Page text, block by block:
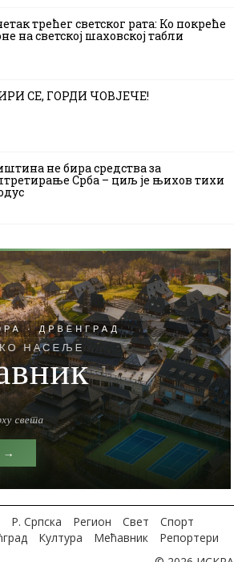
трећег светског рата: Ко покреће
на светској шаховској табли
СЕ, ГОРДИ ЧОВЈЕЧЕ!
не бира средства за
Срба – циљ је њихов тихи
Р. Српска Регион Свет
Спорт
Култура Мећавник
Репортери